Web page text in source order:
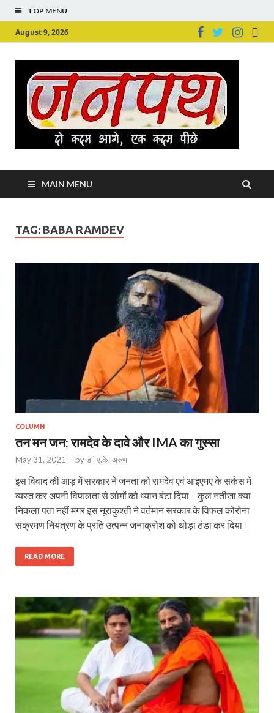
TOP MENU
August 9, 2026
MAIN MENU
TAG: BABA RAMDEV
COLUMN
तन मन जन: रामदेव के दावे और IMA का गुस्सा
May 31, 2021 - byडॉ. ए.के. अरुण
इस विवाद की आड़ में सरकार ने जनता को रामदेव एवं आइएमए के सर्कस में
व्यस्त कर अपनी विफलता से लोगों को ध्यान बंटा दिया। कुल नतीजा क्या
निकला पता नहीं मगर इस नूराकुश्ती ने वर्तमान सरकार के विफल कोरोना
संक्रमण नियंत्रण के प्रति उत्पन्न जनाक्रोश को थोड़ा ठंडा कर दिया।
READ MORE